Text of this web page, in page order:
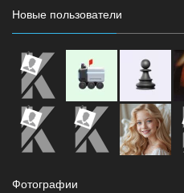
Новые пользователи
Фотографии